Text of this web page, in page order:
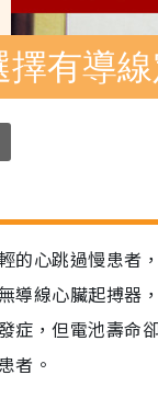
擇有導
輕的心跳過慢患
導線心臟起搏器
症，但電池壽命
者。